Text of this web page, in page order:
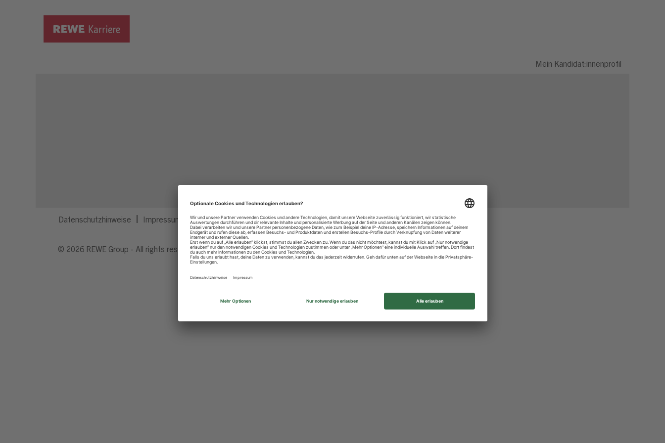
Mein Kandidat:innenprofil
Datenschutzhinweise Impressum Privatsphäre-Einstellungen
© 2026 REWE Group - All rights reserved